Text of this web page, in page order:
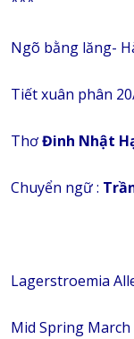
Ngõ bằng lăng-
Tiết xuân phân
ThơĐinh Nhật
Chuyển ngữ :
Lagerstroemia
Mid Spring March